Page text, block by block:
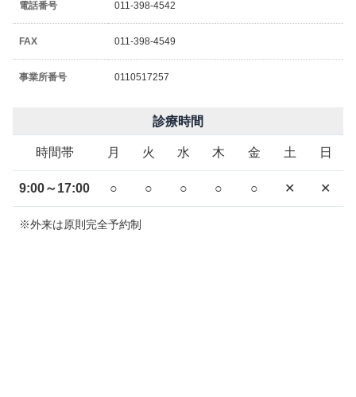
電話番号 011-398-4542
FAX 011-398-4549
事業所番号 0110517257
診療時間
時間帯 月 火 水 木 金 土 日
9:00～17:00 ○ ○ ○ ○ ○ ✕ ✕
※外来は原則完全予約制